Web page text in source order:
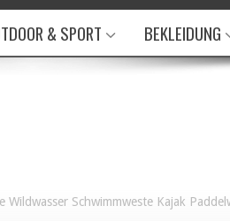
& SPORT BEKLEIDUNG
Wildwasser Schwimmweste Kajak